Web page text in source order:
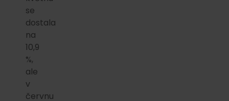
se
dostala
na
10,9
%,
ale
v
červnu